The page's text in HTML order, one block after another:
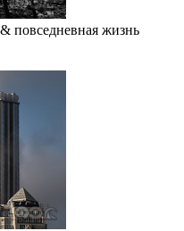
повседневная жизнь